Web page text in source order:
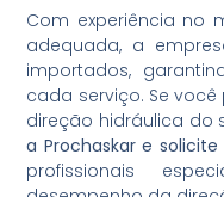
Com experiência no
adequada, a
importados,
cada serviço. Se
direção hidráulica do
a Prochaskar e
profissionais